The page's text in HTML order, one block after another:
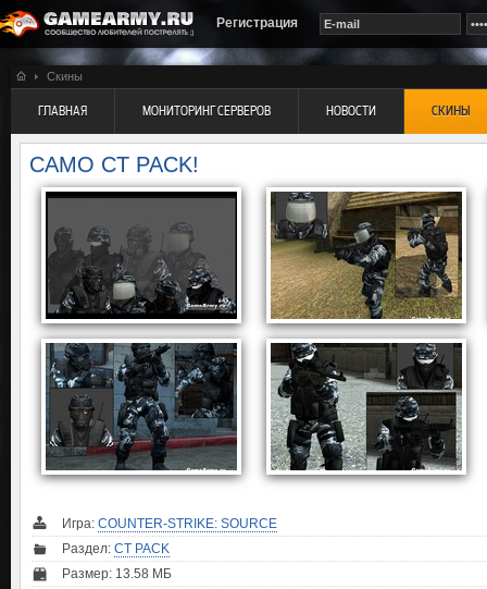
Регистрация
Скины
ГЛАВНАЯ МОНИТОРИНГ СЕРВЕРОВ НОВОСТИ СКИНЫ
CAMO CT PACK!
Игра: COUNTER-STRIKE: SOURCE
Раздел: CT PACK
Размер: 13.58 МБ